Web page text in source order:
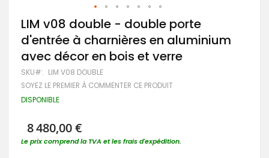
Passer
au
début
de
la
Galerie
d’images
LIM v08 double - double porte
d'entrée à charnières en aluminium
avec décor en bois et verre
SKU LIM V08 DOUBLE
SOYEZ LE PREMIER À COMMENTER CE PRODUIT
DISPONIBLE
8 480,00 €
Le prix comprend la TVA et les frais d'expédition.